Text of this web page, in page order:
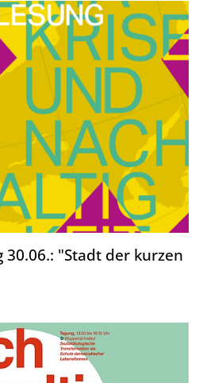
30.06.: "Stadt der kurzen